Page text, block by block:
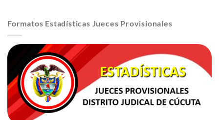
Formatos Estadísticas Jueces Provisionales